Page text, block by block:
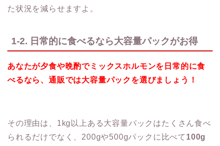
た状況を減らせますよ。
1-2. 日常的に食べるなら大容量パックがお得
あなたが夕食や晩酌でミックスホルモンを日常的に食
べるなら、通販では大容量パックを選びましょう！
その理由は、1kg以上ある大容量パックはたくさん食べ
られるだけでなく、200gや500gパックに比べて 100g